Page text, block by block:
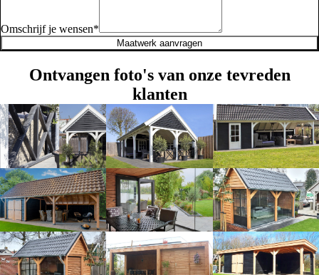
Omschrijf je wensen*
Maatwerk aanvragen
Ontvangen foto's van onze tevreden
klanten